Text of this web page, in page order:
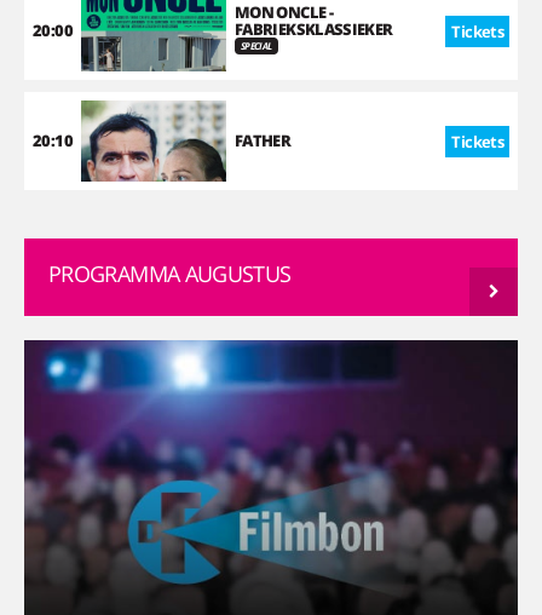
20:00
MON ONCLE -
FABRIEKSKLASSIEKER
SPECIAL
Tickets
20:10 FATHER Tickets
PROGRAMMA AUGUSTUS